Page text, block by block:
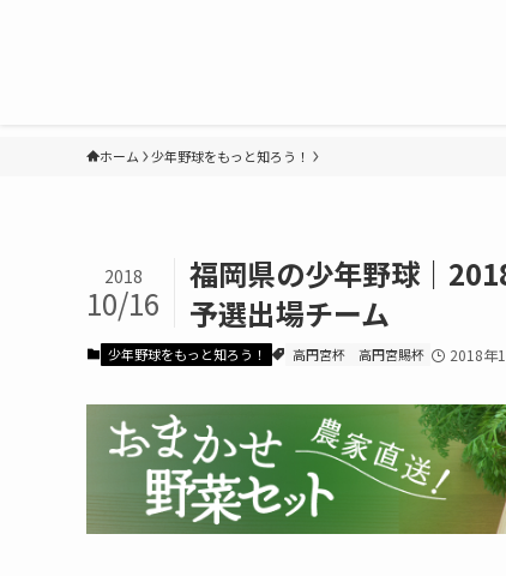
ホーム 少年野球をもっと知ろう！
福岡県の少年野球｜
予選出場チーム
2018
10/16
少年野球をもっと知ろう！ 高円宮杯 高円宮賜杯 2018年